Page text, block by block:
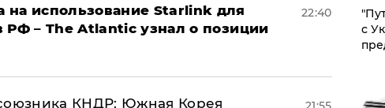
на использование Starlink для
РФ – The Atlantic узнал о позиции
22:40
КНДР: Южная Корея
с